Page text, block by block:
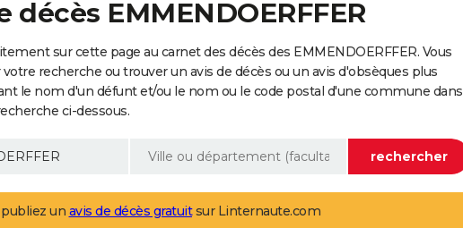
décès EMMENDOERFFER
sur cette page au carnet des décès des EMMENDOERFFER. Vous
recherche ou trouver un avis de décès ou un avis d'obsèques plus
le nom d'un défunt et/ou le nom ou le code postal d'une commune dans
ci-dessous.
publiez un avis de décès gratuitsur Linternaute.com